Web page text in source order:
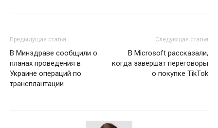
Предыдущая статья
В Минздраве сообщили о
планах проведения в
Украине операций по
трансплантации
Следующая статья
В Microsoft рассказали,
когда завершат переговоры
о покупке TikTok